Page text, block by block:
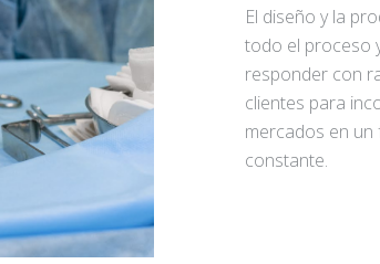
El diseño y la
todo el proceso
responder con
clientes para
mercados en
constante.